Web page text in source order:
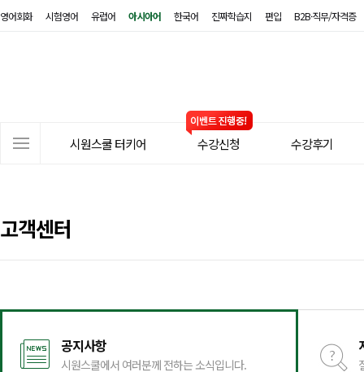
영어회화 시험영어 유럽어 아시아어 한국어 진짜학습지 편입 B2B·직무/자격증
시원스쿨 터키어 수강신청 수강후기
고객센터
공지사항
시원스쿨에서 여러분께 전하는 소식입니다.